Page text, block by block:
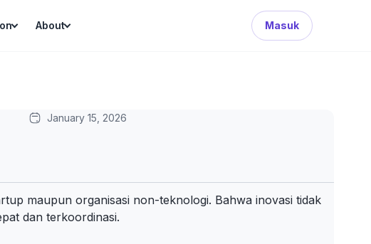
About Masuk
Search Button
January 15, 2026
maupun organisasi non-teknologi. Bahwa inovasi tidak
dan terkoordinasi.